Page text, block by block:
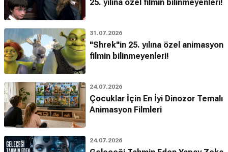
25. yılına özel filmin bilinmeyenleri!
31.07.2026
"Shrek"in 25. yılına özel animasyon
filmin bilinmeyenleri!
24.07.2026
Çocuklar İçin En İyi Dinozor Temalı
Animasyon Filmleri
24.07.2026